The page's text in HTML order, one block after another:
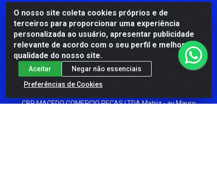
O nosso site coleta cookies próprios e de
terceiros para proporcionar uma experiência
personalizada ao usuário, apresentar publicidade
relevante de acordo com o seu perfil e melhorar a
qualidade do nosso site.
Aceitar
Negar não essenciais
Preferências de Cookies
Instagram
Facebook
Formas de Pagamento
CBP MACEDO COMERCIO PEÇAS LTDA Matriz - av Mauro